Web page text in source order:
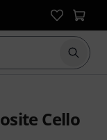
Suche
Cello